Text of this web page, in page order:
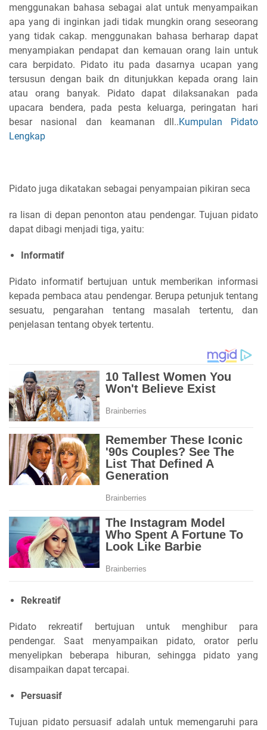
menggunakan bahasa sebagai alat untuk menyampaikan
apa yang di inginkan jadi tidak mungkin orang seseorang
yang tidak cakap. menggunakan bahasa berharap dapat
menyampiakan pendapat dan kemauan orang lain untuk
cara berpidato. Pidato itu pada dasarnya ucapan yang
tersusun dengan baik dn ditunjukkan kepada orang lain
atau orang banyak. Pidato dapat dilaksanakan pada
upacara bendera, pada pesta keluarga, peringatan hari
besar nasional dan keamanan dll..Kumpulan Pidato
Lengkap
Pidato juga dikatakan sebagai penyampaian pikiran seca
ra lisan di depan penonton atau pendengar. Tujuan pidato
dapat dibagi menjadi tiga, yaitu:
Informatif
Pidato informatif bertujuan untuk memberikan informasi
kepada pembaca atau pendengar. Berupa petunjuk tentang
sesuatu, pengarahan tentang masalah tertentu, dan
penjelasan tentang obyek tertentu.
Rekreatif
Pidato rekreatif bertujuan untuk menghibur para
pendengar. Saat menyampaikan pidato, orator perlu
menyelipkan beberapa hiburan, sehingga pidato yang
disampaikan dapat tercapai.
Persuasif
Tujuan pidato persuasif adalah untuk memengaruhi para